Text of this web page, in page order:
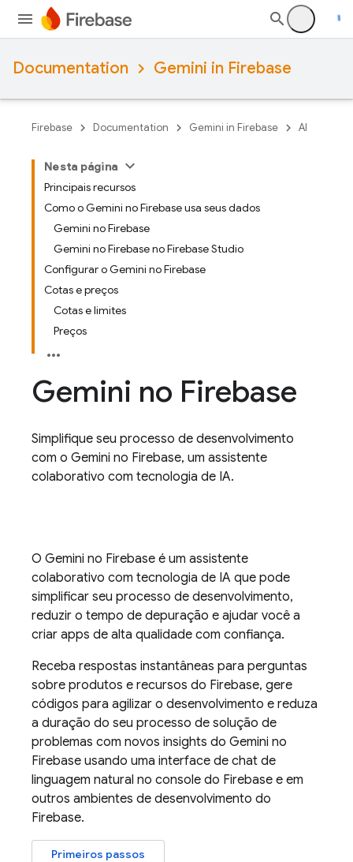
Documentation Gemini in Firebase
Firebase Documentation Gemini in Firebase AI
Nesta página
Principais recursos
Como o Gemini no Firebase usa seus dados
Gemini no Firebase
Gemini no Firebase no Firebase Studio
Configurar o Gemini no Firebase
Cotas e preços
Cotas e limites
Preços
Gemini no Firebase
Simplifique seu processo de desenvolvimento
com o Gemini no Firebase, um assistente
colaborativo com tecnologia de IA.
O Gemini no Firebase é um assistente
colaborativo com tecnologia de IA que pode
simplificar seu processo de desenvolvimento,
reduzir o tempo de depuração e ajudar você a
criar apps de alta qualidade com confiança.
Receba respostas instantâneas para perguntas
sobre produtos e recursos do Firebase, gere
códigos para agilizar o desenvolvimento e reduza
a duração do seu processo de solução de
problemas com novos insights do Gemini no
Firebase usando uma interface de chat de
linguagem natural no console do Firebase e em
outros ambientes de desenvolvimento do
Firebase.
Primeiros passos